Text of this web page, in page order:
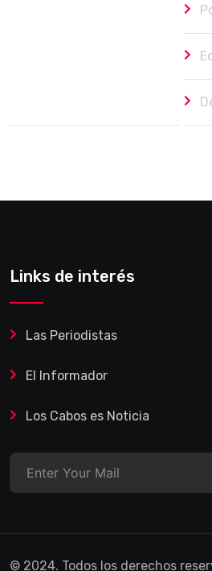
Links de interés
Las Periodistas
El Informador
Los Cabos es Noticia
© 2024. Todos los derechos